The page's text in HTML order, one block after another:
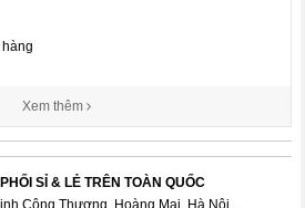
Xem thêm
SỈ & LẺ TRÊN TOÀN QUỐC
Công Thượng, Hoàng Mai, Hà Nội...